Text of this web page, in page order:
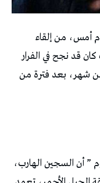
أمس، من إلقاء
قد نجح في الفرار
شهر، بعد فترة من
” أن السجين الهارب،